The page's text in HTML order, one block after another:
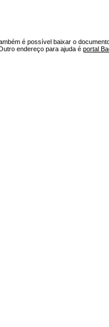
é possível baixar o
Outro endereço para ajuda é portal